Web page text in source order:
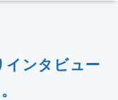
インタビュー